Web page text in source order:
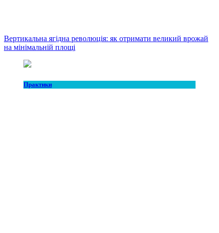
Вертикальна ягідна революція: як отримати великий врожай
на мінімальній площі
Практики